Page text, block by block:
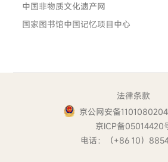
中国非物质文化遗产网
国家图书馆中国记忆项目中心
法律条款
京公网安备
京ICP备05014420
电话：（+86 10）